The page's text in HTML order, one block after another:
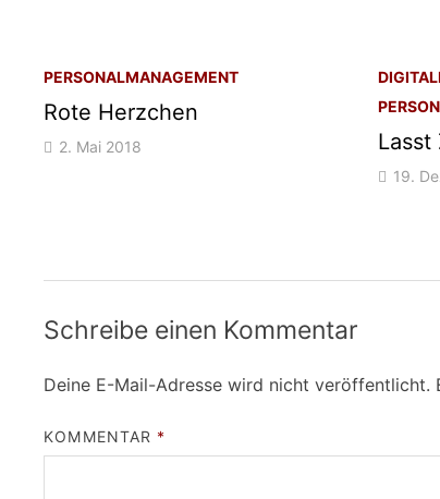
PERSONALMANAGEMENT
Rote Herzchen
2. Mai 2018 Lasst
19.
Schreibe einen Kommentar
Deine E-Mail-Adresse wird nicht veröffentlicht.
KOMMENTAR *